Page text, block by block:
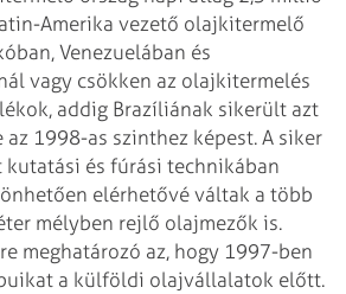
Amerika vezető olajkitermelő
Venezuelában és
vagy csökken az olajkitermelés
addig Brazíliának sikerült azt
1998-as szinthez képest. A siker
kutatási és fúrási technikában
elérhetővé váltak a több
mélyben rejlő olajmezők is.
meghatározó az, hogy 1997-ben
a külföldi olajvállalatok előtt.